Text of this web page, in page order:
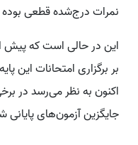
نمرات درج‌شده قطعی بوده
این در حالی است که پیش
بر برگزاری امتحانات این
اکنون به نظر می‌رسد در
جایگزین آزمون‌های